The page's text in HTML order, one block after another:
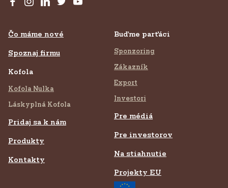
Čo máme nové
Spoznaj firmu
Kofola
Kofola Nulka
Láskyplná Kofola
Pridaj sa k nám
Produkty
Kontakty
Buďme parťáci
Sponzoring
Zákazník
Export
Investori
Pre médiá
Pre investorov
Na stiahnutie
Projekty EU